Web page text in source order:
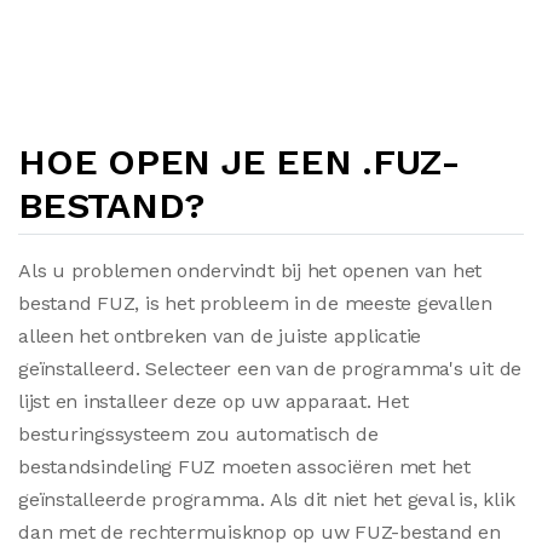
HOE OPEN JE EEN .FUZ-
BESTAND?
Als u problemen ondervindt bij het openen van het
bestand FUZ, is het probleem in de meeste gevallen
alleen het ontbreken van de juiste applicatie
geïnstalleerd. Selecteer een van de programma's uit de
lijst en installeer deze op uw apparaat. Het
besturingssysteem zou automatisch de
bestandsindeling FUZ moeten associëren met het
geïnstalleerde programma. Als dit niet het geval is, klik
dan met de rechtermuisknop op uw FUZ-bestand en